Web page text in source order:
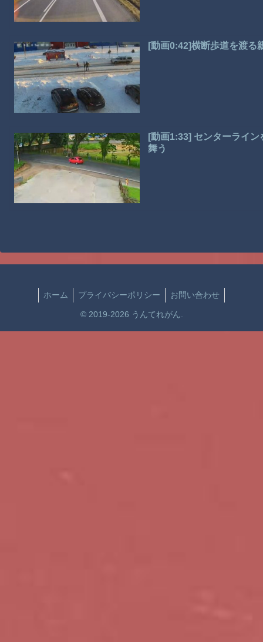
[動画0:42]横断歩道を渡る
[動画1:33] センターライ
舞う
ホーム プライバシーポリシー お問い合わせ
© 2019-2026 うんてれがん.